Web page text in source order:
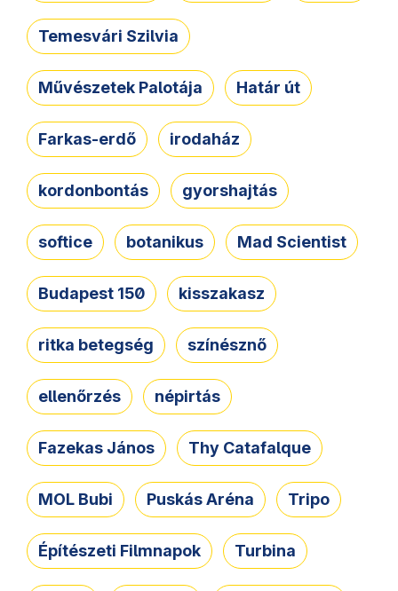
Temesvári Szilvia
Művészetek Palotája Határ út
Farkas-erdő irodaház
kordonbontás gyorshajtás
softice botanikus Mad Scientist
Budapest 150 kisszakasz
ritka betegség színésznő
ellenőrzés népirtás
Fazekas János Thy Catafalque
MOL Bubi Puskás Aréna Tripo
Építészeti Filmnapok Turbina